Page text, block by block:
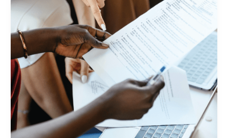
ANÁLISIS
DAFO
Y CAME